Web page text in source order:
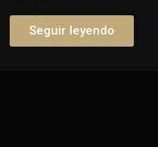
Seguir leyendo